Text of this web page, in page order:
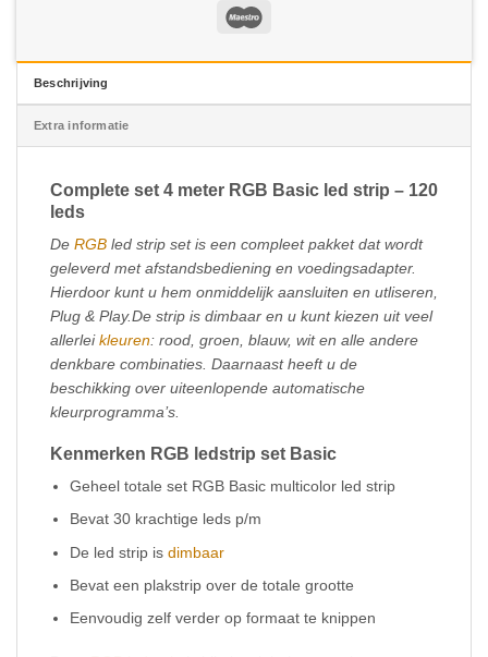
Beschrijving
Extra informatie
Complete set 4 meter RGB Basic led strip – 120
leds
De RGB led strip set is een compleet pakket dat wordt
geleverd met afstandsbediening en voedingsadapter.
Hierdoor kunt u hem onmiddelijk aansluiten en utliseren,
Plug & Play.De strip is dimbaar en u kunt kiezen uit veel
allerleikleuren: rood, groen, blauw, wit en alle andere
denkbare combinaties. Daarnaast heeft u de
beschikking over uiteenlopende automatische
kleurprogramma’s.
Kenmerken RGB ledstrip set Basic
Geheel totale set RGB Basic multicolor led strip
Bevat 30 krachtige leds p/m
De led strip isdimbaar
Bevat een plakstrip over de totale grootte
Eenvoudig zelf verder op formaat te knippen